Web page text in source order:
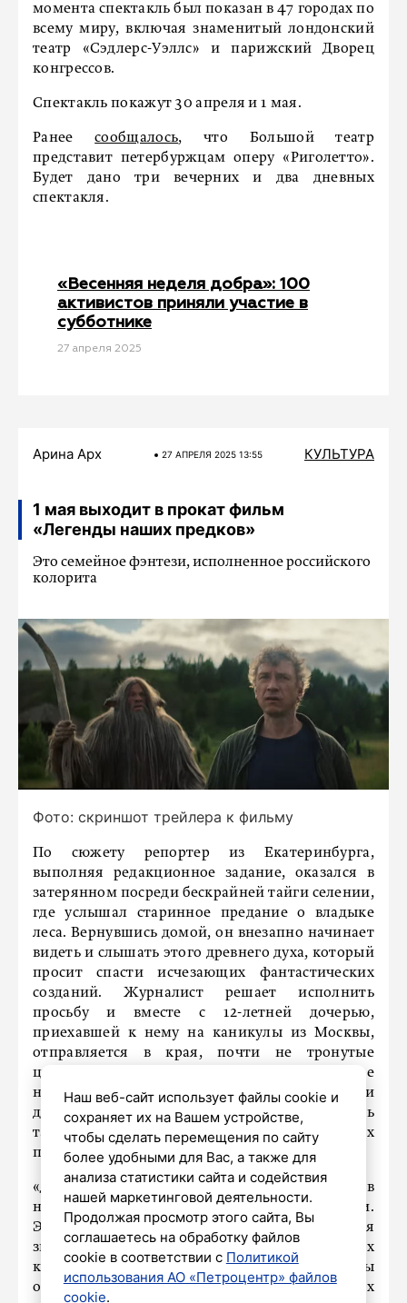
момента спектакль был показан в 47 городах по
всему миру, включая знаменитый лондонский
театр «Сэдлерс-Уэллс» и парижский Дворец
конгрессов.
Спектакль покажут 30 апреля и 1 мая.
Ранеесообщалось, что Большой театр
представит петербуржцам оперу «Риголетто».
Будет дано три вечерних и два дневных
спектакля.
«Весенняя неделя добра»: 100
активистов приняли участие в
субботнике
27 апреля 2025
Арина Арх 27 АПРЕЛЯ 2025 13:55 КУЛЬТУРА
1 мая выходит в прокат фильм
«Легенды наших предков»
Это семейное фэнтези, исполненное российского
колорита
Фото: скриншот трейлера к фильму
По сюжету репортер из Екатеринбурга,
выполняя редакционное задание, оказался в
затерянном посреди бескрайней тайги селении,
где услышал старинное предание о владыке
леса. Вернувшись домой, он внезапно начинает
видеть и слышать этого древнего духа, который
просит спасти исчезающих фантастических
созданий. Журналист решает исполнить
просьбу и вместе с 12-летней дочерью,
приехавшей к нему на каникулы из Москвы,
отправляется в края, почти не тронутые
цивилизацией. Путешествие, полное
неожиданных приключений, сблизит отца и
дочь, ведь только вместе они смогут разгадать
тайну, которую скрывают легенды наших
предков.
«Действие картины разворачивается в
неповторимых ландшафтах Удмуртии.
Эпическая работа оператора и оригинальная
звуковая дорожка дополняют игру популярных
киноактеров, а перипетии сюжета не должны
оставить равнодушными зрителей всех
Наш веб-сайт использует файлы cookie и
сохраняет их на Вашем устройстве,
чтобы сделать перемещения по сайту
более удобными для Вас, а также для
анализа статистики сайта и содействия
нашей маркетинговой деятельности.
Продолжая просмотр этого сайта, Вы
соглашаетесь на обработку файлов
cookie в соответствии с Политикой
использования АО «Петроцентр» файлов
cookie.